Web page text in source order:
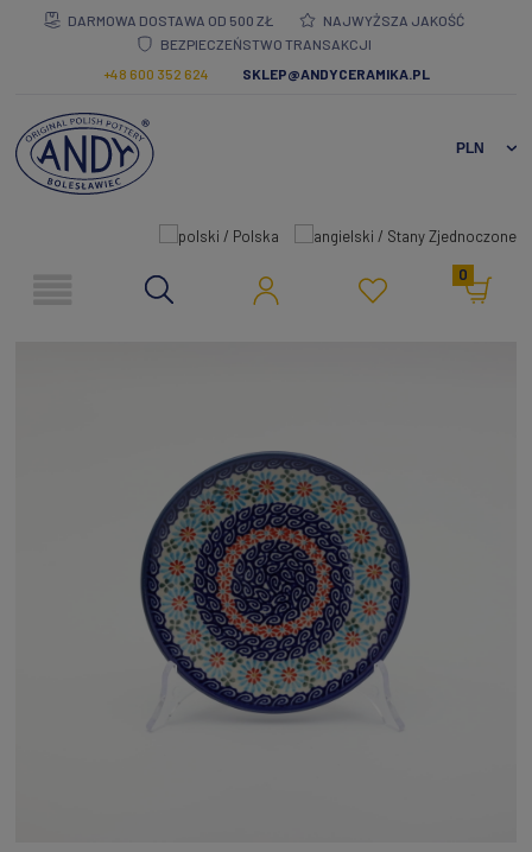
DARMOWA DOSTAWA OD 500 ZŁ
NAJWYŻSZA JAKOŚĆ
BEZPIECZEŃSTWO TRANSAKCJI
+48 600 352 624
SKLEP@ANDYCERAMIKA.PL
0